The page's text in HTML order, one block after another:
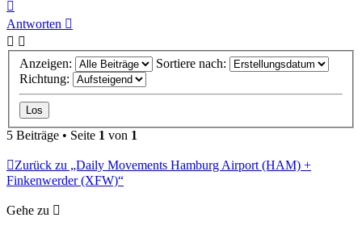
oben
Antworten
Anzeigen:
Sortiere nach:
Richtung:
5 Beiträge • Seite 1 von 1
Zurück zu „Daily Movements Hamburg Airport (HAM) +
Finkenwerder (XFW)“
Gehe zu